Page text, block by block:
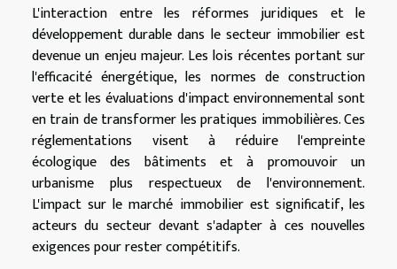
L'interaction entre les réformes juridiques et le
développement durable dans le secteur immobilier est
devenue un enjeu majeur. Les lois récentes portant sur
l'efficacité énergétique, les normes de construction
verte et les évaluations d'impact environnemental sont
en train de transformer les pratiques immobilières. Ces
réglementations visent à réduire l'empreinte
écologique des bâtiments et à promouvoir un
urbanisme plus respectueux de l'environnement.
L'impact sur le marché immobilier est significatif, les
acteurs du secteur devant s'adapter à ces nouvelles
exigences pour rester compétitifs.